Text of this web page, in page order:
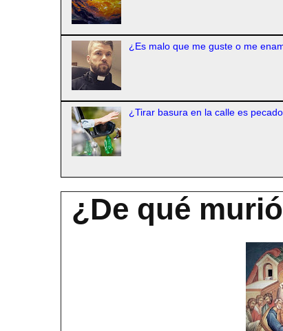
¿Es malo que me guste o me
¿Tirar basura en la calle es
¿De qué